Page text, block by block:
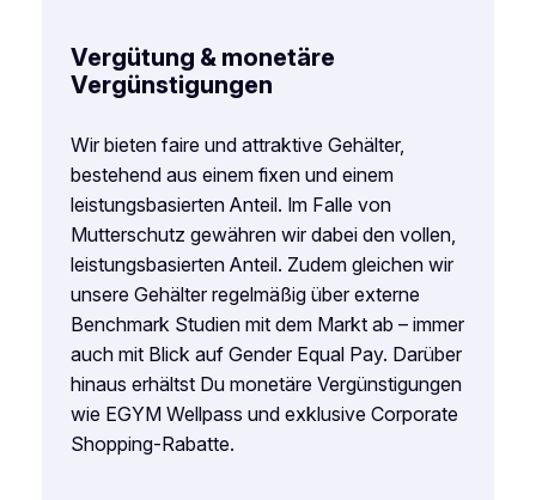
Vergütung & monetäre
Vergünstigungen
Wir bieten faire und attraktive Gehälter,
bestehend aus einem fixen und einem
leistungsbasierten Anteil. Im Falle von
Mutterschutz gewähren wir dabei den vollen,
leistungsbasierten Anteil. Zudem gleichen wir
unsere Gehälter regelmäßig über externe
Benchmark Studien mit dem Markt ab – immer
auch mit Blick auf Gender Equal Pay. Darüber
hinaus erhältst Du monetäre Vergünstigungen
wie EGYM Wellpass und exklusive Corporate
Shopping-Rabatte.